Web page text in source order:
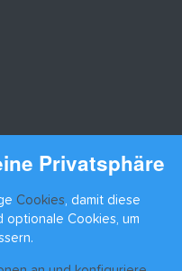
Privatsphäre
Cookies, damit diese
optionale Cookies, um